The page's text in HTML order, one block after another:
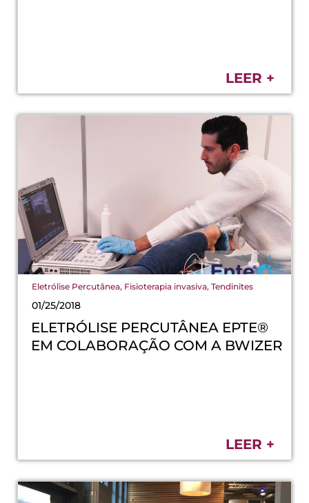
LEER +
Eletrólise Percutânea, Fisioterapia invasiva, Tendinites
01/25/2018
ELETRÓLISE PERCUTÂNEA EPTE®
EM COLABORAÇÃO COM A BWIZER
LEER +